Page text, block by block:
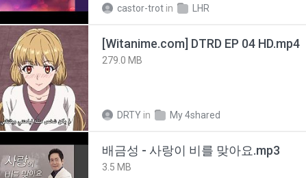
castor-trot in LHR
[Witanime.com] DTRD EP 04 HD.mp4
279.0 MB
DRTY in My 4shared
배금성 - 사랑이 비를 맞아요.mp3
3.5 MB